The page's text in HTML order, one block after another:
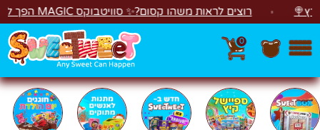
דלג רוצים לראות משהו קסום?✨ סוויטבוקס MAGIC הפך ל"מכונת משחקים"! 🎁🕹️
0
חפשחיפוש